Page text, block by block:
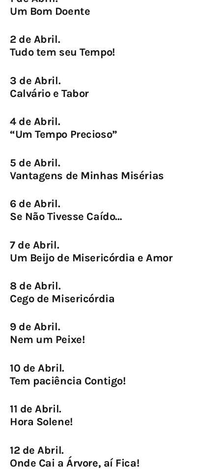
Um Bom Doente
2 de Abril.
Tudo tem seu Tempo!
3 de Abril.
Calvário e Tabor
4 de Abril.
“Um Tempo Precioso”
5 de Abril.
Vantagens de Minhas Misérias
6 de Abril.
Se Não Tivesse Caído…
7 de Abril.
Um Beijo de Misericórdia e Amor
8 de Abril.
Cego de Misericórdia
9 de Abril.
Nem um Peixe!
10 de Abril.
Tem paciência Contigo!
11 de Abril.
Hora Solene!
12 de Abril.
Onde Cai a Árvore, aí Fica!